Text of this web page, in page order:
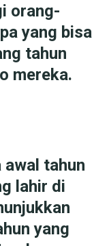
orang-
yang bisa
tahun
mereka.
awal tahun
lahir di
yang